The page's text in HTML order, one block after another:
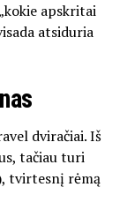
apskritai
atsiduria
dviračiai. Iš
tačiau turi
tvirtesnį rėmą